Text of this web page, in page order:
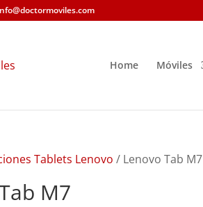
Home Móviles
Tablets Lenovo / Lenovo Tab M7
M7